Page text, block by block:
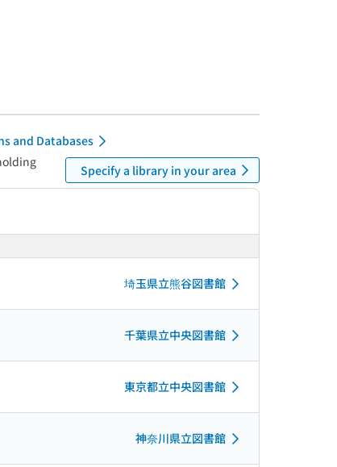
and Databases
Specify a library in your area
埼玉県立熊谷図書館
千葉県立中央図書館
東京都立中央図書館
神奈川県立図書館